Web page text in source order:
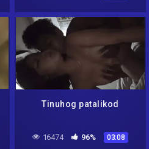
Tinuhog patalikod
16474 96% 03:08